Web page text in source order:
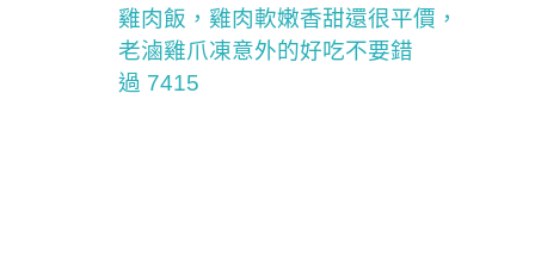
雞肉飯，雞肉軟嫩香甜還很平價，
老滷雞爪凍意外的好吃不要錯
過 7415